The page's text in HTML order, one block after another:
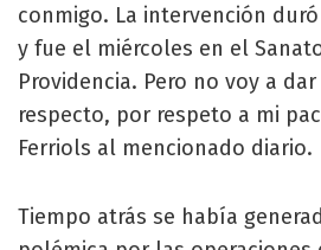
conmigo. La intervención
y fue el miércoles en el
Providencia. Pero no voy a
respecto, por respeto a mi
Ferriols al mencionado diario.
Tiempo atrás se había